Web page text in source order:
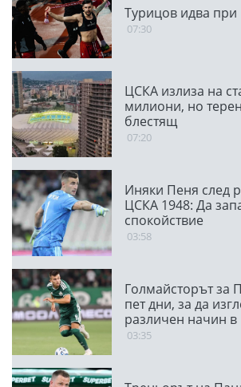
Турицов идва
07:30
ЦСКА излиза на
милиони, но
блестящ
07:20
Иняки Пеня след
ЦСКА 1948: Да
спокойствие
03:58
Голмайсторът
пет дни, за да
различен начин в
03:35